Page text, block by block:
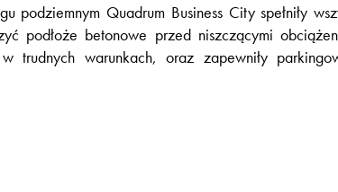
podziemnym Quadrum Business City spełniły
podłoże betonowe przed niszczącymi
trudnych warunkach, oraz zapewniły